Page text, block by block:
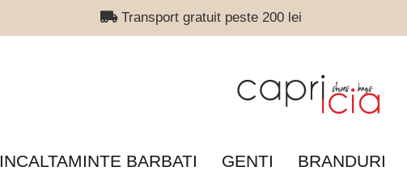
Transport gratuit peste 200 lei
INCALTAMINTE BARBATI GENTI BRANDURI